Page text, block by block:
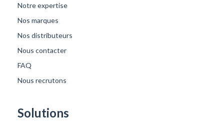
Notre expertise
Nos marques
Nos distributeurs
Nous contacter
FAQ
Nous recrutons
Solutions